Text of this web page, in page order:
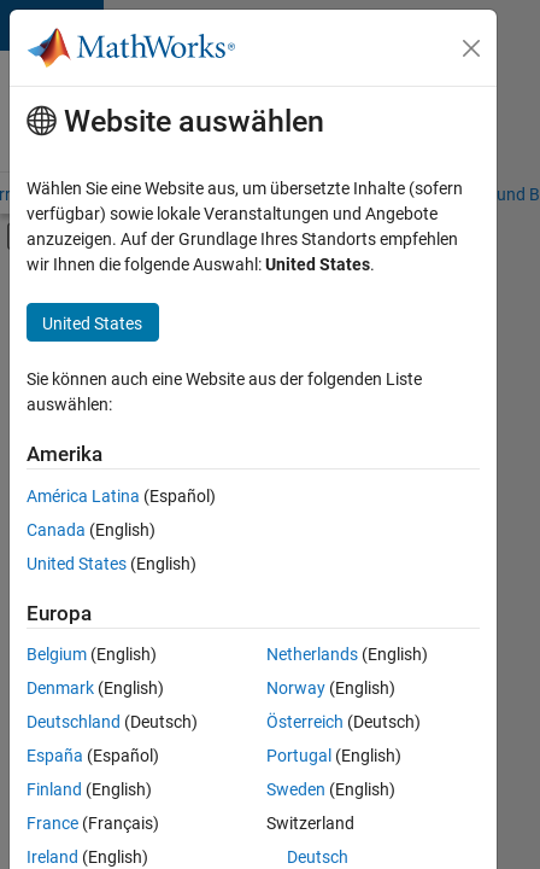
Weiter zum Inhalt
Karriere
bei
MathWorks
– Übersicht Stellensuche Niederlassungen Studierende und
Umschaltung für Off-Canvas-
Hauptinhalt
Commercial Sales
Customer Support
Inside Sales
Sales Operations
Business Model Team
+4
Derzeit
es
keine
offenen
Stellen,
Ihren
Suchkriterien
entsprechen.
können
die
Suchkriterien
weiter
fassen
oder
Website auswählen
Wählen Sie eine Website aus, um übersetzte Inhalte (sofern
verfügbar) sowie lokale Veranstaltungen und Angebote
anzuzeigen. Auf der Grundlage Ihres Standorts empfehlen
wir Ihnen die folgende Auswahl:United States.
United States
Sie können auch eine Website aus der folgenden Liste
auswählen:
Amerika
América Latina (Español)
Canada (English)
United States (English)
Europa
Belgium (English)
Denmark (English)
Deutschland (Deutsch)
España (Español)
Finland (English)
France (Français)
Ireland (English)
Netherlands(English)
Norway(English)
Österreich (Deutsch)
Portugal (English)
Sweden (English)
Switzerland
Deutsch